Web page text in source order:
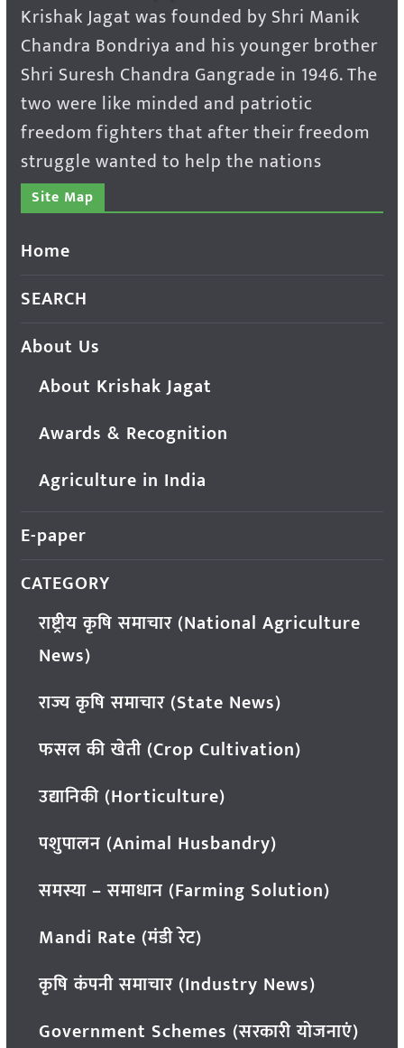
Krishak Jagat was founded by Shri Manik
Chandra Bondriya and his younger brother
Shri Suresh Chandra Gangrade in 1946. The
two were like minded and patriotic
freedom fighters that after their freedom
struggle wanted to help the nations
Site Map
Home
SEARCH
About Us
About Krishak Jagat
Awards & Recognition
Agriculture in India
E-paper
CATEGORY
राष्ट्रीय कृषि समाचार (National Agriculture
News)
राज्य कृषि समाचार (State News)
फसल की खेती (Crop Cultivation)
उद्यानिकी (Horticulture)
पशुपालन (Animal Husbandry)
समस्या – समाधान (Farming Solution)
Mandi Rate (मंडी रेट)
कृषि कंपनी समाचार (Industry News)
Government Schemes (सरकारी योजनाएं)